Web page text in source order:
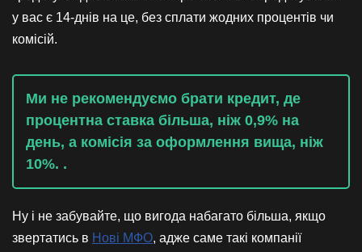
у вас є 14-днів на це, без сплати жодних процентів чи
комісій.
Ми не рекомендуємо брати кредит, де
процентна ставка більша, ніж 0,9% на
день, а комісія за оформлення вища, ніж
10%. .
Ну і не забувайте, що вигода набагато більша, якщо
звертатись в Нові МФО, адже саме такі компанії